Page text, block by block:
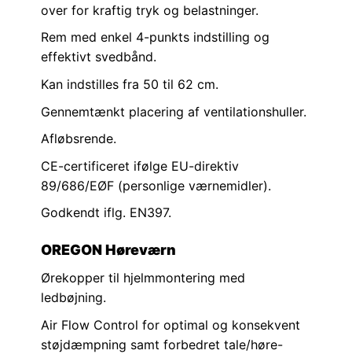
over for kraftig tryk og belastninger.
Rem med enkel 4-punkts indstilling og
effektivt svedbånd.
Kan indstilles fra 50 til 62 cm.
Gennemtænkt placering af ventilationshuller.
Afløbsrende.
CE-certificeret ifølge EU-direktiv
89/686/EØF (personlige værnemidler).
Godkendt iflg. EN397.
OREGON Høreværn
Ørekopper til hjelmmontering med
ledbøjning.
Air Flow Control for optimal og konsekvent
støjdæmpning samt forbedret tale/høre-